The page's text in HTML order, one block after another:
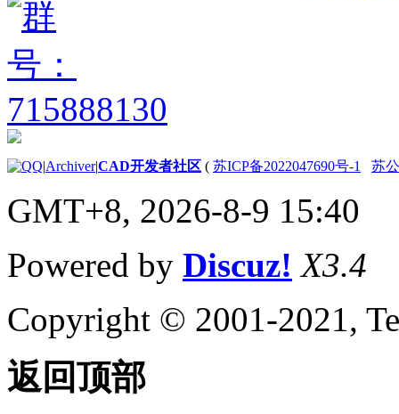
|Archiver|CAD开发者社区 ( 苏ICP备2022047690号-1 苏
GMT+8, 2026-8-9 15:40
Powered by Discuz! X3.4
Copyright © 2001-2021,
返回顶部